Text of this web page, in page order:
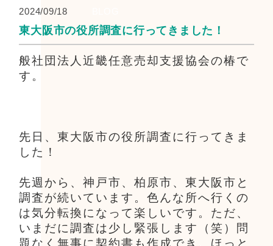
2024/09/18
東大阪市の役所調査に行ってきました！
般社団法人近畿任意売却支援協会の椿で
す。
先日、東大阪市の役所調査に行ってきま
した！
先週から、神戸市、柏原市、東大阪市と
調査が続いています。色んな所へ行くの
は気分転換になって楽しいです。ただ、
いまだに調査は少し緊張します（笑）問
題なく無事に契約書も作成でき、ほっと